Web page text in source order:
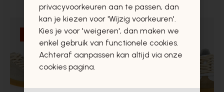
- 30% - 30%
privacyvoorkeuren aan te passen, dan
kan je kiezen voor 'Wijzig voorkeuren'.
Kies je voor 'weigeren', dan maken we
enkel gebruik van functionele cookies.
Achteraf aanpassen kan altijd via onze
cookies pagina.